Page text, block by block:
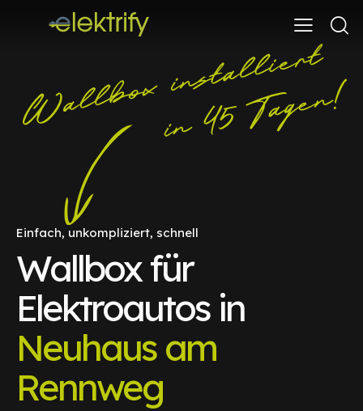
Einfach, unkompliziert, schnell
Wallbox für
Elektroautos in
Neuhaus am
Rennweg